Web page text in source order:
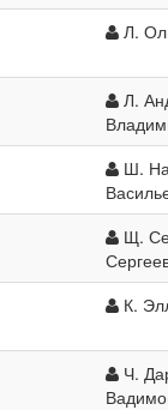
Л.
Л.
Ш.
Щ.
К.
Ч.